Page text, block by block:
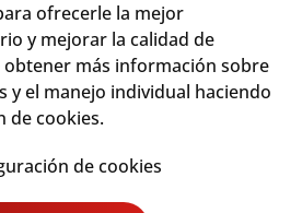
4000
ofrecerle la mejor
y mejorar la calidad de
más información sobre
y el manejo individual haciendo
de cookies.
de cookies